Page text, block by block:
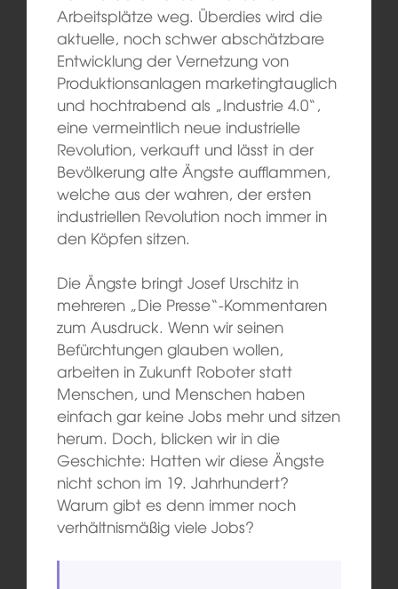
Arbeitsplätze weg. Überdies wird die
aktuelle, noch schwer abschätzbare
Entwicklung der Vernetzung von
Produktionsanlagen marketingtauglich
und hochtrabend als „Industrie 4.0“,
eine vermeintlich neue industrielle
Revolution, verkauft und lässt in der
Bevölkerung alte Ängste aufflammen,
welche aus der wahren, der ersten
industriellen Revolution noch immer in
den Köpfen sitzen.
Die Ängste bringt Josef Urschitz in
mehreren „Die Presse“-Kommentaren
zum Ausdruck. Wenn wir seinen
Befürchtungen glauben wollen,
arbeiten in Zukunft Roboter statt
Menschen, und Menschen haben
einfach gar keine Jobs mehr und sitzen
herum. Doch, blicken wir in die
Geschichte: Hatten wir diese Ängste
nicht schon im 19. Jahrhundert?
Warum gibt es denn immer noch
verhältnismäßig viele Jobs?